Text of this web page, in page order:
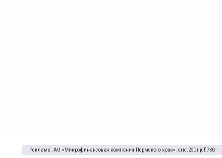
Реклама: АО «Микрофинансовая компания Пермского края», erid:2SDnjcfi73Q